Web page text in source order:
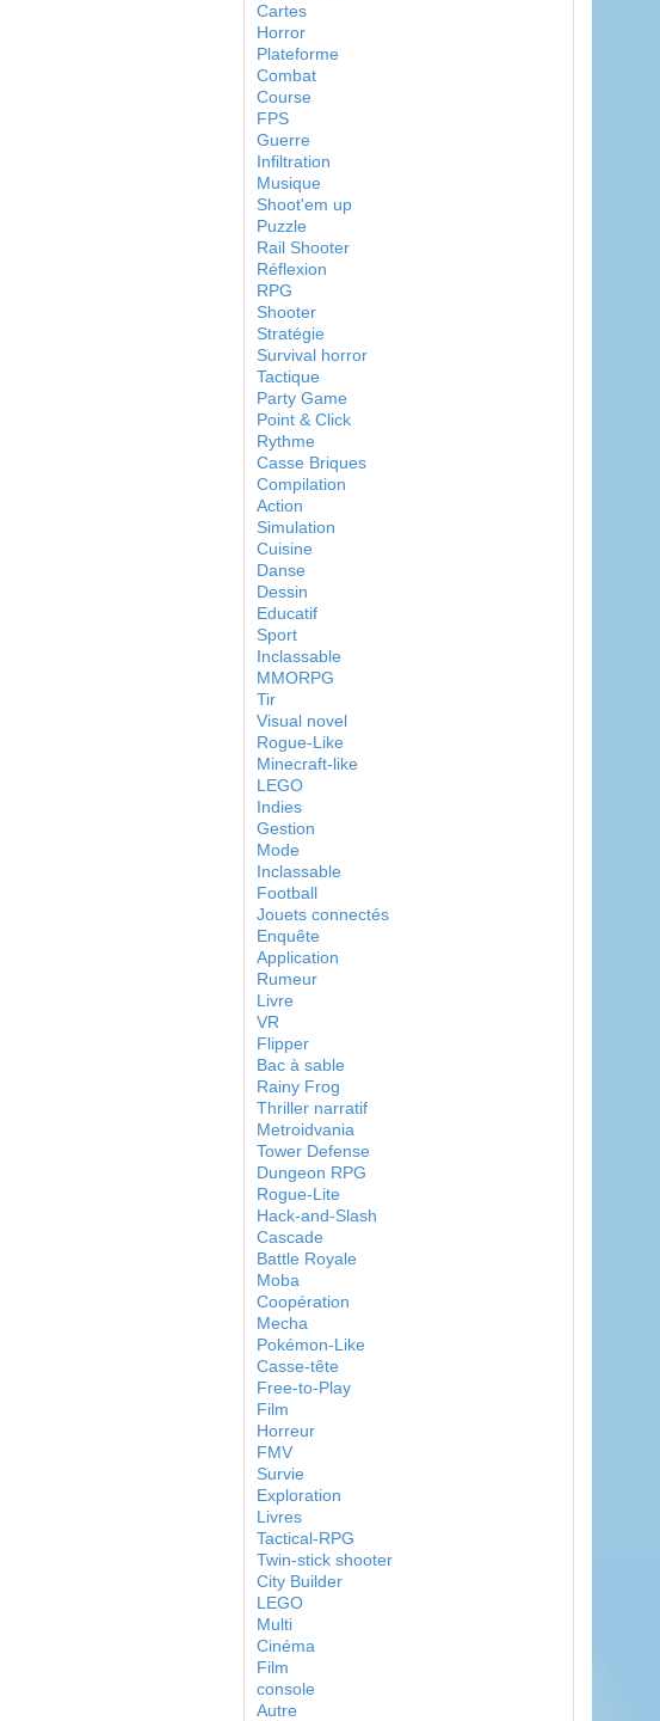
Cartes
Horror
Plateforme
Combat
Course
FPS
Guerre
Infiltration
Musique
Shoot'em up
Puzzle
Rail Shooter
Réflexion
RPG
Shooter
Stratégie
Survival horror
Tactique
Party Game
Point & Click
Rythme
Casse Briques
Compilation
Action
Simulation
Cuisine
Danse
Dessin
Educatif
Sport
Inclassable
MMORPG
Tir
Visual novel
Rogue-Like
Minecraft-like
LEGO
Indies
Gestion
Mode
Inclassable
Football
Jouets connectés
Enquête
Application
Rumeur
Livre
VR
Flipper
Bac à sable
Rainy Frog
Thriller narratif
Metroidvania
Tower Defense
Dungeon RPG
Rogue-Lite
Hack-and-Slash
Cascade
Battle Royale
Moba
Coopération
Mecha
Pokémon-Like
Casse-tête
Free-to-Play
Film
Horreur
FMV
Survie
Exploration
Livres
Tactical-RPG
Twin-stick shooter
City Builder
LEGO
Multi
Cinéma
Film
console
Autre